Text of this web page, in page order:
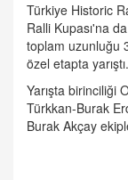
Türkiye Historic
Ralli Kupası'na
toplam uzunluğu
özel etapta yarıştı.
Yarışta birinciliği
Türkkan-Burak
Burak Akçay